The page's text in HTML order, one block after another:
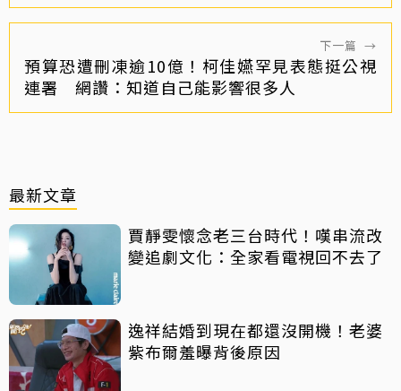
下一篇 →
預算恐遭刪凍逾10億！柯佳嬿罕見表態挺公視
連署 網讚：知道自己能影響很多人
最新文章
賈靜雯懷念老三台時代！嘆串流改
變追劇文化：全家看電視回不去了
逸祥結婚到現在都還沒開機！老婆
紫布爾羞曝背後原因